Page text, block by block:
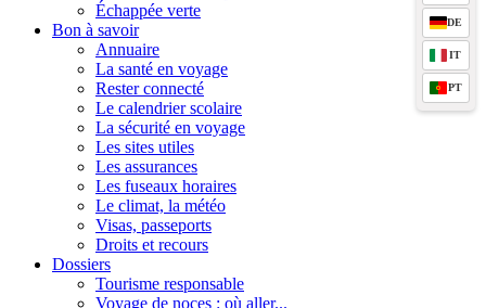
Échappée verte
Bon à savoir
Annuaire
La santé en voyage
Rester connecté
Le calendrier scolaire
La sécurité en voyage
Les sites utiles
Les assurances
Les fuseaux horaires
Le climat, la météo
Visas, passeports
Droits et recours
Dossiers
Tourisme responsable
Voyage de noces : où aller...
DE
IT
PT